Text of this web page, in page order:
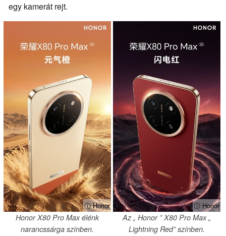
egy kamerát rejt.
ⓘ Honor
Honor X80 Pro Max élénk
narancssárga színben.
ⓘ Honor
Az „ Honor ” X80 Pro Max „
Lightning Red” színben.